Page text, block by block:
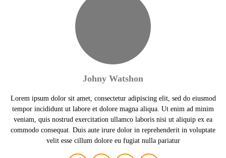
Johny Watshon
Lorem ipsum dolor sit amet, consectetur adipiscing elit, sed do eiusmod
tempor incididunt ut labore et dolore magna aliqua. Ut enim ad minim
veniam, quis nostrud exercitation ullamco laboris nisi ut aliquip ex ea
commodo consequat. Duis aute irure dolor in reprehenderit in voluptate
velit esse cillum dolore eu fugiat nulla pariatur